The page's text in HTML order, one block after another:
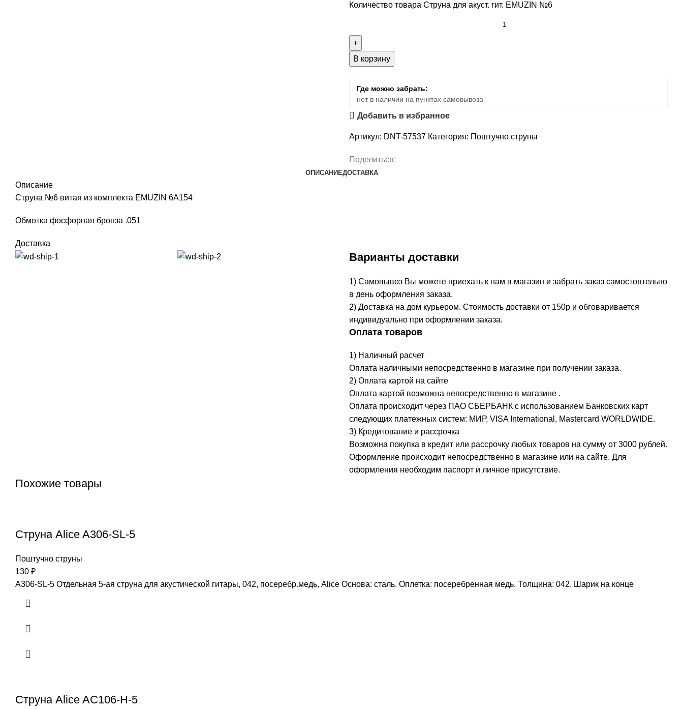
Количество товара Cтруна для акуст. гит. EMUZIN №6
В корзину
Где можно забрать:
нет в наличии на пунктах самовывоза
Добавить в избранное
Артикул: DNT-57537 Категория: Поштучно струны
Поделиться:
ОПИСАНИЕДОСТАВКА
Описание
Струна №6 витая из комплекта EMUZIN 6А154
Обмотка фосфорная бронза .051
Доставка
Варианты доставки
1) Самовывоз Вы можете приехать к нам в магазин и забрать заказ самостоятельно
в день оформления заказа.
2) Доставка на дом курьером. Стоимость доставки от 150р и обговаривается
индивидуально при оформлении заказа.
Оплата товаров
1) Наличный расчет
Оплата наличными непосредственно в магазине при получении заказа.
2) Оплата картой на сайте
Оплата картой возможна непосредственно в магазине .
Оплата происходит через ПАО СБЕРБАНК с использованием Банковских карт
следующих платежных систем: МИР, VISA International, Mastercard WORLDWIDE.
3) Кредитование и рассрочка
Возможна покупка в кредит или рассрочку любых товаров на сумму от 3000 рублей.
Оформление происходит непосредственно в магазине или на сайте. Для
оформления необходим паспорт и личное присутствие.
Похожие товары
Струна Alice A306-SL-5
Поштучно струны
130 ₽
A306-SL-5 Отдельная 5-ая струна для акустической гитары, 042, посеребр.медь, Alice Основа: сталь. Оплетка: посеребренная медь. Толщина: 042. Шарик на конце
Струна Alice AC106-H-5